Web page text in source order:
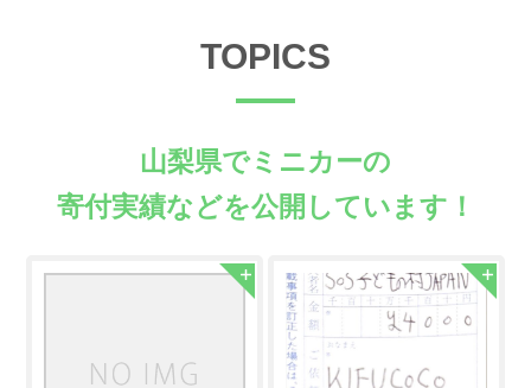
TOPICS
山梨県でミニカーの
寄付実績などを公開しています！